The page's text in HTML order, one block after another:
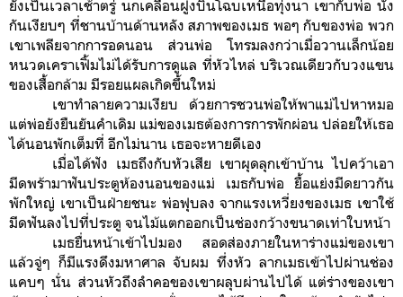
ยังเป็นเวลาเช้าตรู่ นกเคลื่อนฝูงบินโฉบเหนือทุ่งนา เขากับพ่อ นั่ง
กันเงียบๆ ที่ชานบ้านด้านหลัง สภาพของเมธ พอๆ กับของพ่อ พวก
เขาเพลียจากการอดนอน ส่วนพ่อ โทรมลงกว่าเมื่อวานเล็กน้อย
หนวดเคราเฟิ้มไม่ได้รับการดูแล ที่หัวไหล่ บริเวณเดียวกับวงแขน
ของเสื้อกล้าม มีรอยแผลเกิดขึ้นใหม่
เขาทำลายความเงียบ ด้วยการชวนพ่อให้พาแม่ไปหาหมอ
แต่พ่อยังยืนยันคำเดิม แม่ของเมธต้องการการพักผ่อน ปล่อยให้เธอ
ได้นอนพักเต็มที่ อีกไม่นาน เธอจะหายดีเอง
เมื่อได้ฟัง เมธถึงกับหัวเสีย เขาผุดลุกเข้าบ้าน ไปคว้าเอา
มีดพร้ามาฟันประตูห้องนอนของแม่ เมธกับพ่อ ยื้อแย่งมีดยาวกัน
พักใหญ่ เขาเป็นฝ่ายชนะ พ่อฟุบลง จากแรงเหวี่ยงของเมธ เขาใช้
มีดฟันลงไปที่ประตู จนไม้แตกออกเป็นช่องกว้างขนาดเท่าใบหน้า
เมธยื่นหน้าเข้าไปมอง สอดส่องภายในหาร่างแม่ของเขา
แล้วจู่ๆ ก็มีแรงดึงมหาศาล จับผม ทึ่งหัว ลากเมธเข้าไปผ่านช่อง
แคบๆ นั่น ส่วนหัวถึงลำคอของเขาผลุบผ่านไปได้ แต่ร่างของเขา